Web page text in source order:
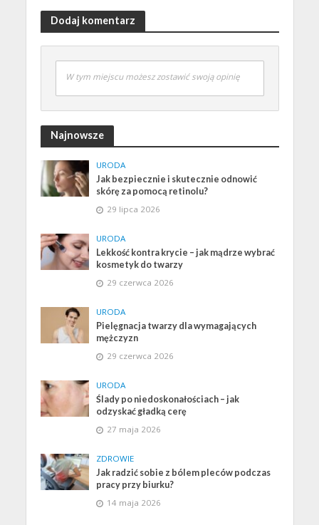
Dodaj komentarz
W tym miejscu możesz zostawić swoją opinię
Najnowsze
URODA
Jak bezpiecznie i skutecznie odnowić
skórę za pomocą retinolu?
29 lipca 2026
URODA
Lekkość kontra krycie – jak mądrze wybrać
kosmetyk do twarzy
29 czerwca 2026
URODA
Pielęgnacja twarzy dla wymagających
mężczyzn
29 czerwca 2026
URODA
Ślady po niedoskonałościach – jak
odzyskać gładką cerę
27 maja 2026
ZDROWIE
Jak radzić sobie z bólem pleców podczas
pracy przy biurku?
14 maja 2026